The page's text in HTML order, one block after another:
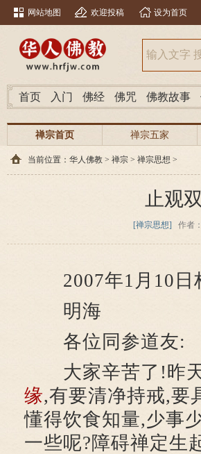
网站地图 欢迎投稿 设为首页
首页 入门 佛经 佛咒 佛教故事
禅宗首页 禅宗五家
当前位置： 华人佛教 > 禅宗 > 禅宗思想 >
止观
[禅宗思想] 作者
2007年1月10日
明海
各位同参道友:
大家辛苦了!昨天
缘,有要清净持戒,要
懂得饮食知量,少事
一些呢?障碍禅定生